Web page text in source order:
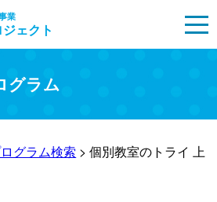
業
ェクト
グラム
グラム検索 > 個別教室のトライ 上